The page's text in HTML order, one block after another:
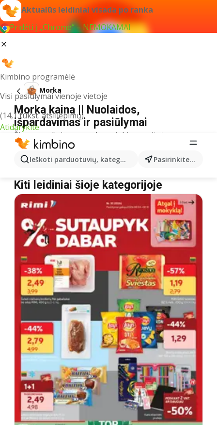
Aktualūs leidiniai visada po ranka
Pridėti į „Chrome“ – NEMOKAMAI
Kimbino programėlė
Visi pasiūlymai vienoje vietoje
(14,1 tūkst. atsiliepimų)
Atidarykite
Ieškoti parduotuvių, kategorijų, produktų... Pasirinkite miestą
Morka
Morka kaina || Nuolaidos,
išpardavimas ir pasiūlymai
Šiuo pavadinimu neradome jokių rezultatų
Akcija Morka – kur nusipirkti?
ČIA MARKET MAXIMAMorka
Kiti leidiniai šioje kategorijoje